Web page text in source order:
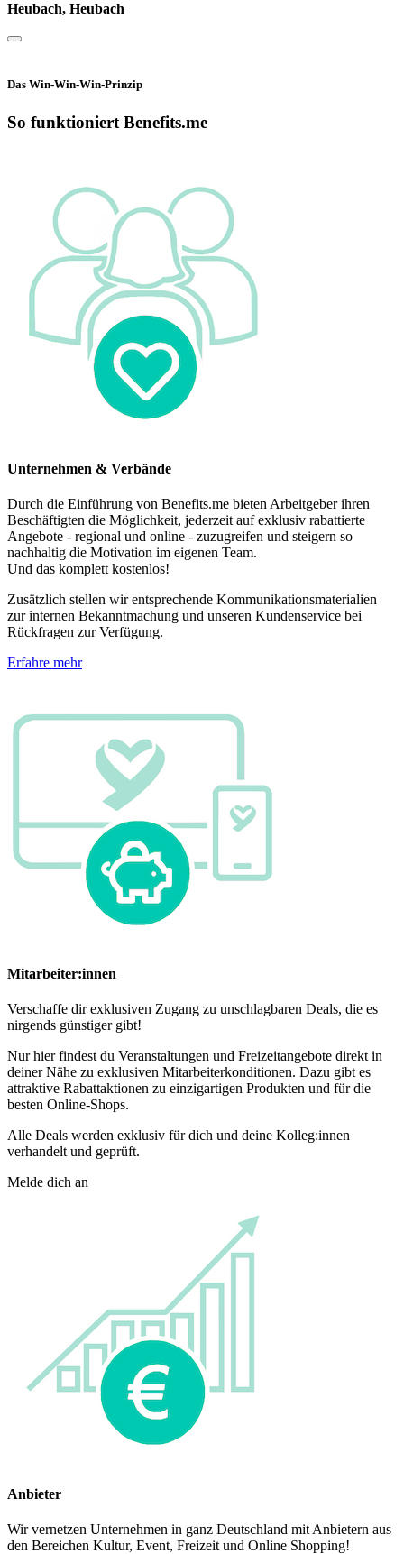
Heubach, Heubach
Das Win-Win-Win-Prinzip
So funktioniert Benefits.me
Unternehmen & Verbände
Durch die Einführung von Benefits.me bieten Arbeitgeber ihren
Beschäftigten die Möglichkeit, jederzeit auf exklusiv rabattierte
Angebote - regional und online - zuzugreifen und steigern so
nachhaltig die Motivation im eigenen Team.
Und das komplett kostenlos!
Zusätzlich stellen wir entsprechende Kommunikationsmaterialien
zur internen Bekanntmachung und unseren Kundenservice bei
Rückfragen zur Verfügung.
Erfahre mehr
Mitarbeiter:innen
Verschaffe dir exklusiven Zugang zu unschlagbaren Deals, die es
nirgends günstiger gibt!
Nur hier findest du Veranstaltungen und Freizeitangebote direkt in
deiner Nähe zu exklusiven Mitarbeiterkonditionen. Dazu gibt es
attraktive Rabattaktionen zu einzigartigen Produkten und für die
besten Online-Shops.
Alle Deals werden exklusiv für dich und deine Kolleg:innen
verhandelt und geprüft.
Melde dich an
Anbieter
Wir vernetzen Unternehmen in ganz Deutschland mit Anbietern aus
den Bereichen Kultur, Event, Freizeit und Online Shopping!